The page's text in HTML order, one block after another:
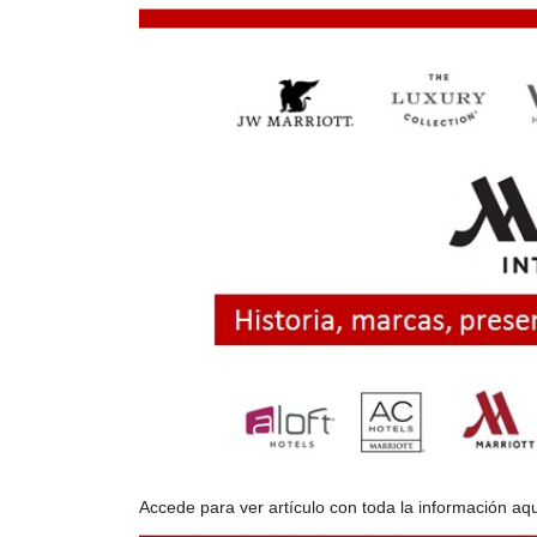
Accede para ver artículo con toda la información